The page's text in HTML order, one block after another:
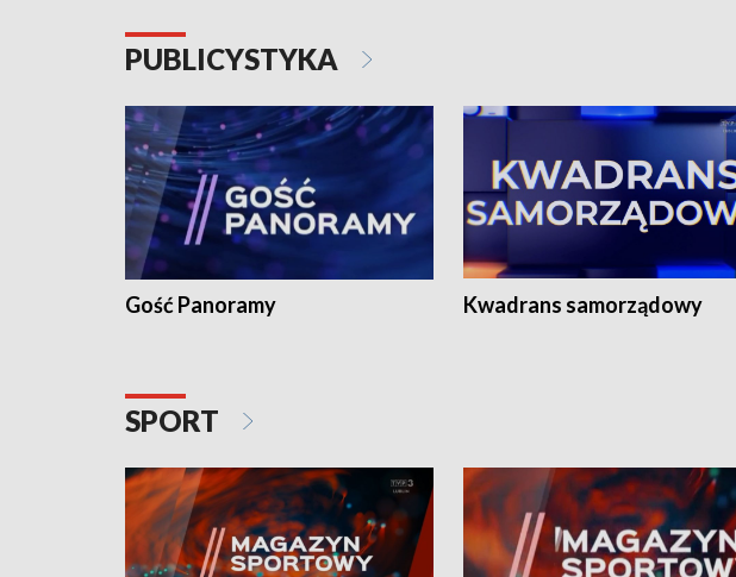
PUBLICYSTYKA
Gość Panoramy Kwadrans samorządowy
SPORT